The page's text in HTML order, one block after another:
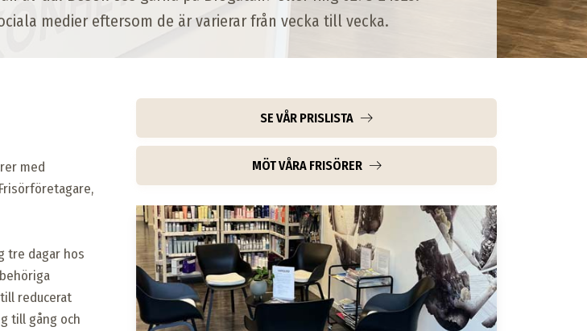
medier eftersom de är varierar från vecka till vecka.
med
tre dagar hos
reducerat
till gång och
SE VÅR PRISLISTA
MÖT VÅRA FRISÖRER